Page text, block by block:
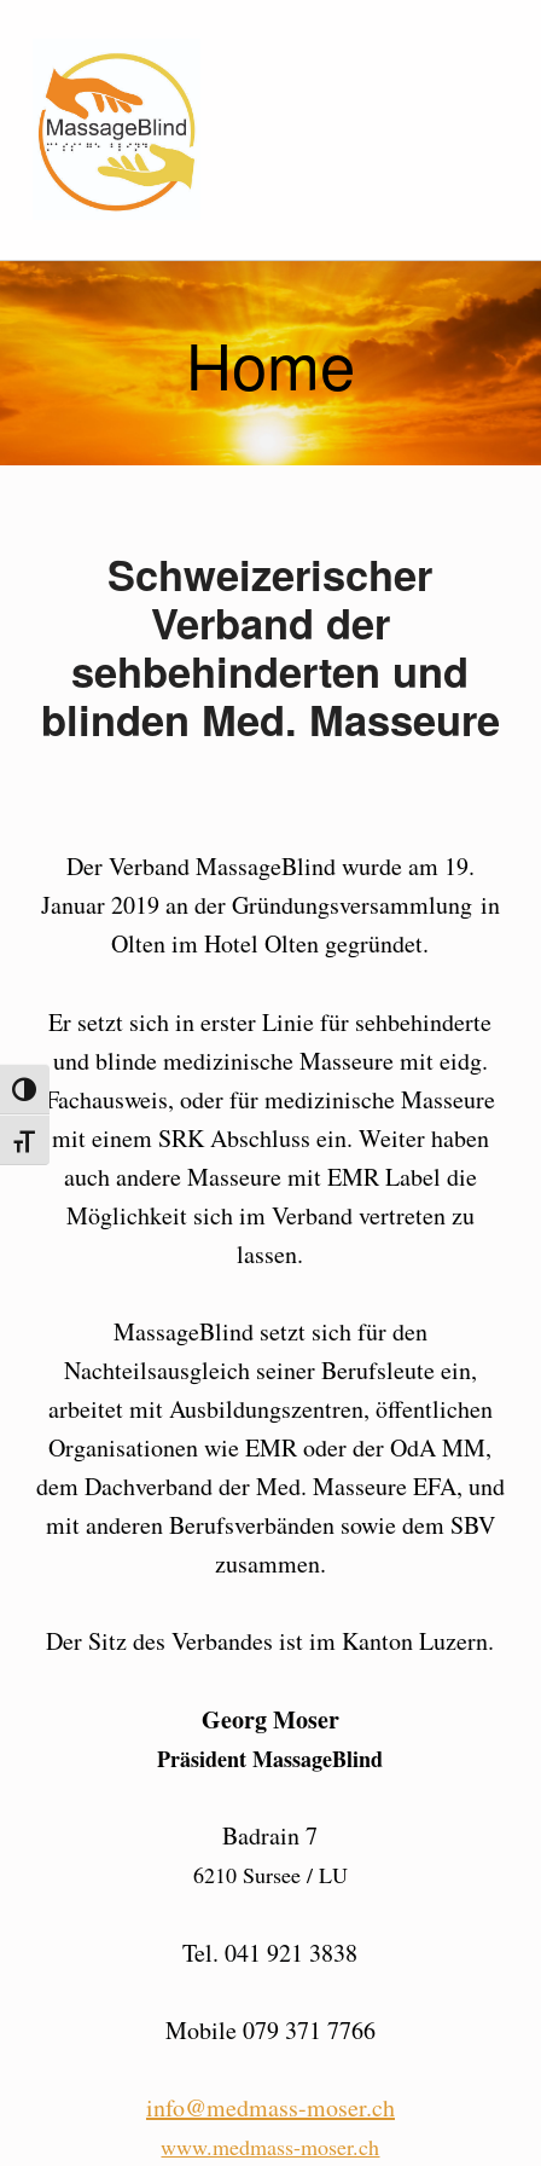
UMSCHALTEN AUF HOHE KONTRASTE
SCHRIFT VERGRÖSSERN
Home
Schweizerischer
Verband der
sehbehinderten und
blinden Med. Masseure
Der Verband MassageBlind wurde am 19.
Januar 2019 an der Gründungsversammlung in
Olten im Hotel Olten gegründet.
Er setzt sich in erster Linie für sehbehinderte
und blinde medizinische Masseure mit eidg.
Fachausweis, oder für medizinische Masseure
mit einem SRK Abschluss ein. Weiter haben
auch andere Masseure mit EMR Label die
Möglichkeit sich im Verband vertreten zu
lassen.
MassageBlind setzt sich für den
Nachteilsausgleich seiner Berufsleute ein,
arbeitet mit Ausbildungszentren, öffentlichen
Organisationen wie EMR oder der OdA MM,
dem Dachverband der Med. Masseure EFA, und
mit anderen Berufsverbänden sowie dem SBV
zusammen.
Der Sitz des Verbandes ist im Kanton Luzern.
Georg Moser
Präsident MassageBlind
Badrain 7
6210 Sursee / LU
Tel. 041 921 3838
Mobile 079 371 7766
info@medmass-moser.ch
www.medmass-moser.ch